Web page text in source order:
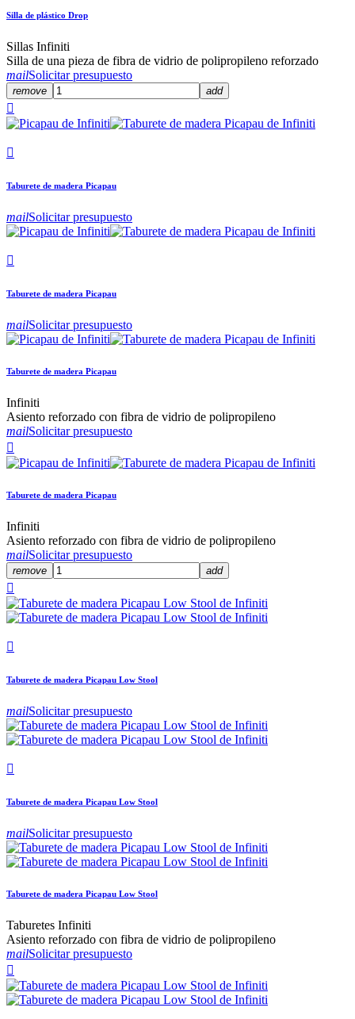
Silla de plástico Drop
Sillas Infiniti
Silla de una pieza de fibra de vidrio de polipropileno reforzado
mailSolicitar presupuesto
remove add


Taburete de madera Picapau
mailSolicitar presupuesto

Taburete de madera Picapau
mailSolicitar presupuesto
Taburete de madera Picapau
Infiniti
Asiento reforzado con fibra de vidrio de polipropileno
mailSolicitar presupuesto

Taburete de madera Picapau
Infiniti
Asiento reforzado con fibra de vidrio de polipropileno
mailSolicitar presupuesto
remove add


Taburete de madera Picapau Low Stool
mailSolicitar presupuesto

Taburete de madera Picapau Low Stool
mailSolicitar presupuesto
Taburete de madera Picapau Low Stool
Taburetes Infiniti
Asiento reforzado con fibra de vidrio de polipropileno
mailSolicitar presupuesto
